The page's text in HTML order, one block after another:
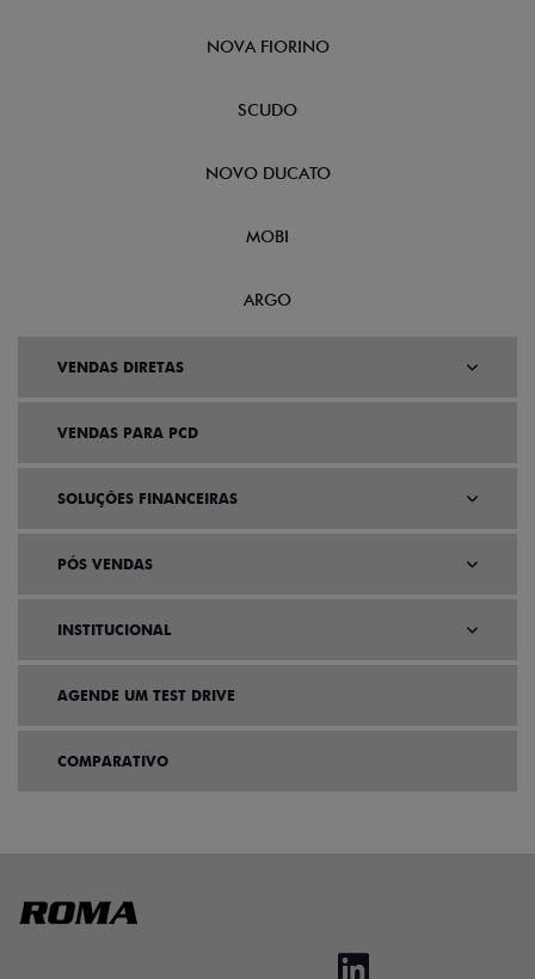
NOVA FIORINO
SCUDO
NOVO DUCATO
MOBI
ARGO
VENDAS DIRETAS
VENDAS PARA PCD
SOLUÇÕES FINANCEIRAS
PÓS VENDAS
INSTITUCIONAL
AGENDE UM TEST DRIVE
COMPARATIVO